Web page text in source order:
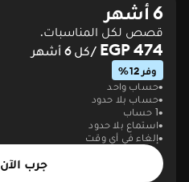
6 أشهر
قصص لكل المناسبات.
474 EGP /كل 6 أشهر
وفر 12%
حساب واحد
حساب بلا حدود
1 حساب
استماع بلا حدود
إلغاء في أي وقت
جرب الآن